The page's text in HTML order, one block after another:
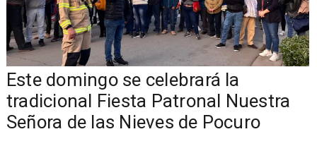
Este domingo se celebrará la
tradicional Fiesta Patronal Nuestra
Señora de las Nieves de Pocuro